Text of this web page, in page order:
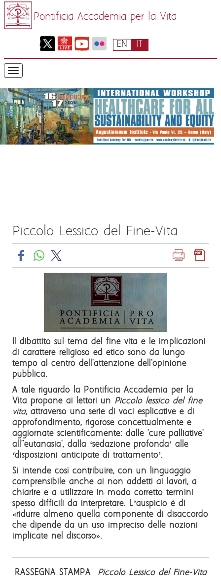
Pontificia Accademia per la Vita
IT
EN
Piccolo Lessico del Fine-Vita
Il dibattito sul tema del fine vita e le implicazioni
di carattere religioso ed etico sono da lungo
tempo al centro dell'attenzione dell'opinione
pubblica.
A tale riguardo la Pontificia Accademia per la
Vita propone ai lettori un Piccolo lessico del fine
vita, attraverso una serie di voci esplicative e di
approfondimento, rigorose concettualmente e
aggiornate scientificamente: dalle 'cure palliative'
all''eutanasia', dalla ‘sedazione profonda’ alle
‘disposizioni anticipate di trattamento’.
Si intende così contribuire, con un linguaggio
comprensibile anche ai non addetti ai lavori, a
chiarire e a utilizzare in modo corretto termini
spesso difficili da interpretare. L’auspicio è di
«ridurre almeno quella componente di disaccordo
che dipende da un uso impreciso delle nozioni
implicate nel discorso».
RASSEGNA STAMPA Piccolo Lessico del Fine-Vita